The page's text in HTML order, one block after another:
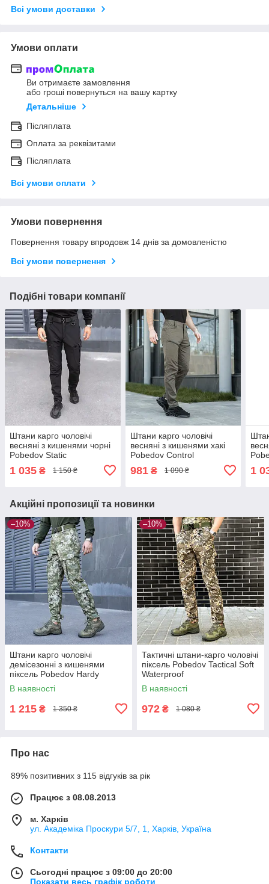
Всі умови доставки
Умови оплати
Ви отримаєте замовлення
або гроші повернуться на вашу картку
Детальніше
Післяплата
Оплата за реквізитами
Післяплата
Всі умови оплати
Умови повернення
Повернення товару впродовж 14 днів за домовленістю
Всі умови повернення
Подібні товари компанії
Штани карго чоловічі
весняні з кишенями чорні
Pobedov Static
1 035 ₴ 1 150 ₴
Штани карго чоловічі
весняні з кишенями хакі
Pobedov Control
981₴ 1 090 ₴ 1
Акційні пропозиції та новинки
–10%
Штани карго чоловічі
демісезонні з кишенями
піксель Pobedov Hardy
В наявності
1 215 ₴ 1 350 ₴
–10%
Тактичні штани-карго чоловічі
піксель Pobedov Tactical Soft
Waterproof
В наявності
972 ₴ 1 080 ₴
Про нас
89% позитивних з 115 відгуків за рік
Працює з 08.08.2013
м. Харків
ул. Академіка Проскури 5/7, 1, Харків, Україна
Контакти
Сьогодні працює з 09:00 до 20:00
Показати весь графік роботи